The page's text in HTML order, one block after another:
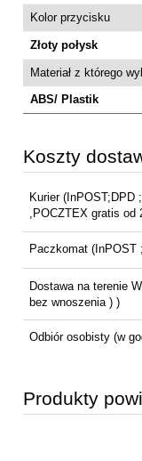
Kolor przycisku
Złoty połysk
Materiał z którego
ABS/ Plastik
Koszty
Cena nie zawiera
Kurier (InPOST;DPD
,POCZTEX gratis od
Paczkomat (InPOST
Dostawa na terenie
bez wnoszenia ) )
Odbiór osobisty(w
Produkty